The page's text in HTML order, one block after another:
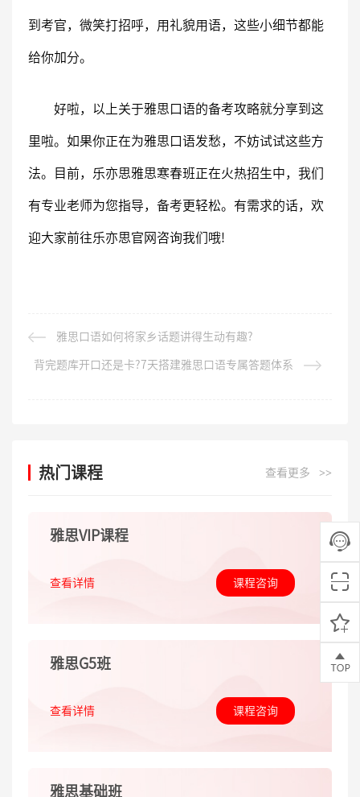
到考官，微笑打招呼，用礼貌用语，这些小细节都能
给你加分。
好啦，以上关于雅思口语的备考攻略就分享到这
里啦。如果你正在为雅思口语发愁，不妨试试这些方
法。目前，乐亦思雅思寒春班正在火热招生中，我们
有专业老师为您指导，备考更轻松。有需求的话，欢
迎大家前往乐亦思官网咨询我们哦!
雅思口语如何将家乡话题讲得生动有趣?
背完题库开口还是卡?7天搭建雅思口语专属答题体系
热门课程 查看更多 >>
雅思VIP课程
查看详情 课程咨询
雅思G5班
查看详情 课程咨询
雅思基础班